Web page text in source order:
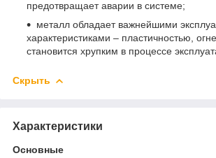
предотвращает аварии в системе;
металл обладает важнейшими
характеристиками – пластичностью,
становится хрупким в процессе
Скрыть
Характеристики
Основные